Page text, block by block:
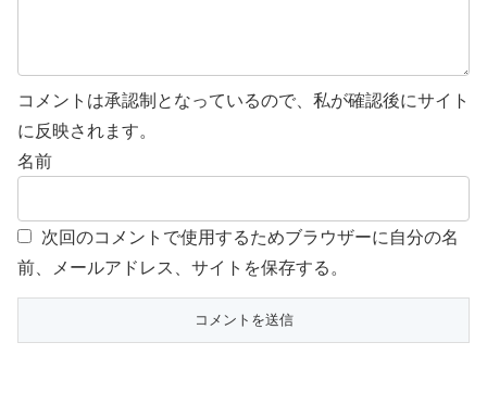
コメントは承認制となっているので、私が確認後にサイト
に反映されます。
名前
次回のコメントで使用するためブラウザーに自分の名
前、メールアドレス、サイトを保存する。